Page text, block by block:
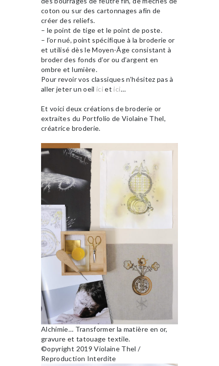
coton ou sur des cartonnages afin de
créer des reliefs.
– le point de tige et le point de poste.
– l’or nué, point spécifique à la broderie or
et utilisé dès le Moyen-Âge consistant à
broder des fonds d’or ou d’argent en
ombre et lumière.
Pour revoir vos classiques n’hésitez pas à
aller jeter un oeil iciet ici…
Et voici deux créations de broderie or
extraites du Portfolio de Violaine Thel,
créatrice broderie.
Alchimie… Transformer la matière en or,
gravure et tatouage textile.
©opyright 2019 Violaine Thel /
Reproduction Interdite